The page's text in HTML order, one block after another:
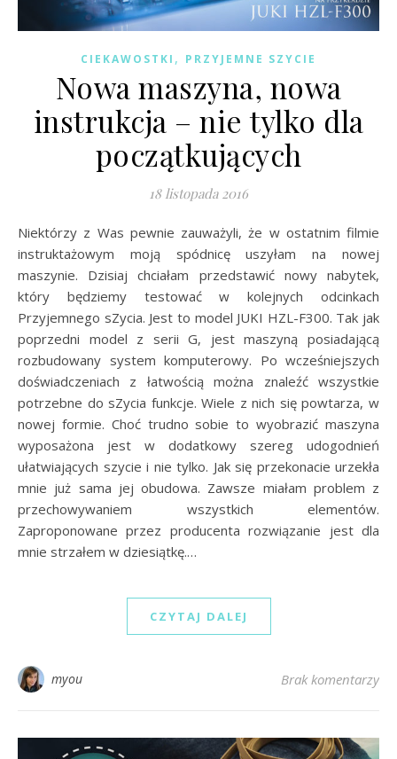
CIEKAWOSTKI , PRZYJEMNE SZYCIE
Nowa maszyna, nowa
instrukcja – nie tylko dla
początkujących
18 listopada 2016
Niektórzy z Was pewnie zauważyli, że w ostatnim filmie
instruktażowym moją spódnicę uszyłam na nowej
maszynie. Dzisiaj chciałam przedstawić nowy nabytek,
który będziemy testować w kolejnych odcinkach
Przyjemnego sZycia. Jest to model JUKI HZL-F300. Tak jak
poprzedni model z serii G, jest maszyną posiadającą
rozbudowany system komputerowy. Po wcześniejszych
doświadczeniach z łatwością można znaleźć wszystkie
potrzebne do sZycia funkcje. Wiele z nich się powtarza, w
nowej formie. Choć trudno sobie to wyobrazić maszyna
wyposażona jest w dodatkowy szereg udogodnień
ułatwiających szycie i nie tylko. Jak się przekonacie urzekła
mnie już sama jej obudowa. Zawsze miałam problem z
przechowywaniem wszystkich elementów.
Zaproponowane przez producenta rozwiązanie jest dla
mnie strzałem w dziesiątkę.…
CZYTAJ DALEJ
myou Brak komentarzy